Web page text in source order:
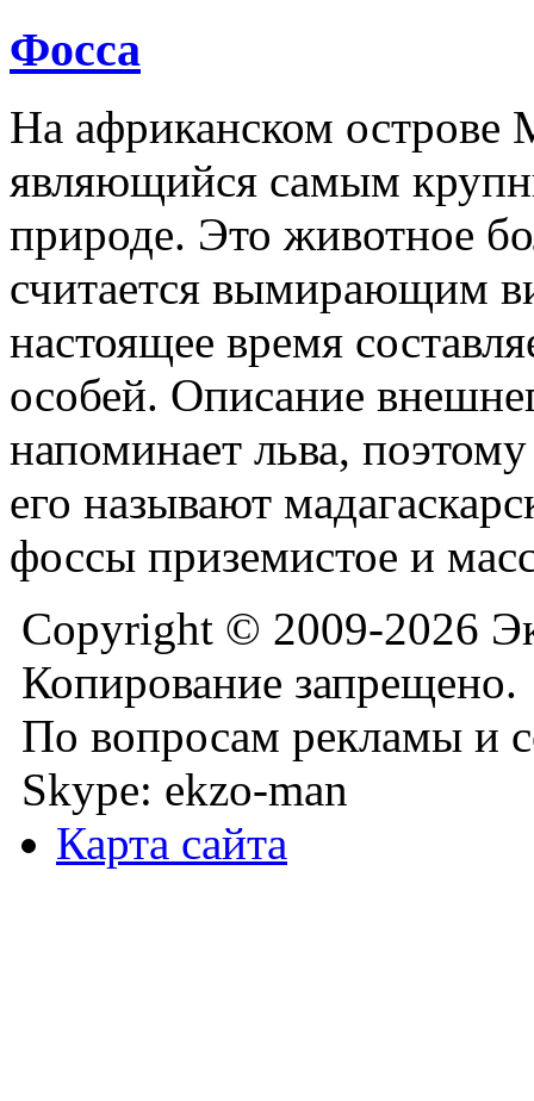
Фосса
На африканском острове
являющийся самым
природе. Это животное
считается вымирающим
настоящее время
особей. Описание
напоминает льва,
его называют
фоссы приземистое и
Copyright © 2009-2026
Копирование запрещено.
По вопросам рекламы и
Skype: ekzo-man
Карта сайта